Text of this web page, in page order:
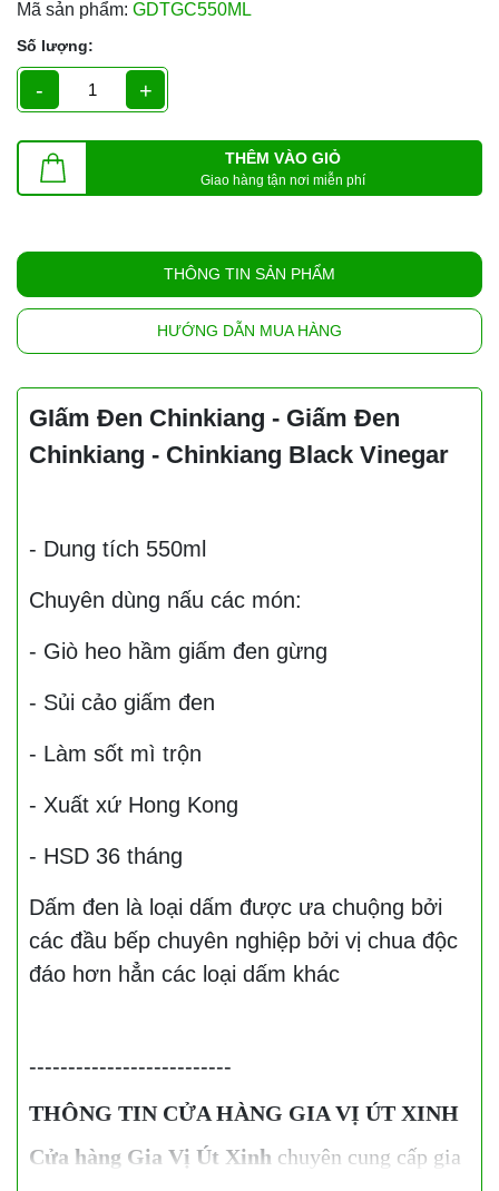
Mã sản phẩm: GDTGC550ML
Số lượng:
- +
THÊM VÀO GIỎ
Giao hàng tận nơi miễn phí
THÔNG TIN SẢN PHẨM
HƯỚNG DẪN MUA HÀNG
GIấm Đen Chinkiang - Giấm Đen
Chinkiang - Chinkiang Black Vinegar
- Dung tích 550ml
Chuyên dùng nấu các món:
- Giò heo hầm giấm đen gừng
- Sủi cảo giấm đen
- Làm sốt mì trộn
- Xuất xứ Hong Kong
- HSD 36 tháng
Dấm đen là loại dấm được ưa chuộng bởi
các đầu bếp chuyên nghiệp bởi vị chua độc
đáo hơn hẳn các loại dấm khác
--------------------------
THÔNG TIN CỬA HÀNG GIA VỊ ÚT XINH
Cửa hàng Gia Vị Út Xinh chuyên cung cấp gia